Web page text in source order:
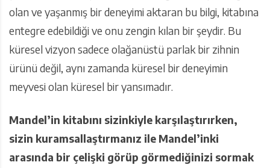
olan ve yaşanmış bir deneyimi aktaran bu bilgi, kitabına
entegre edebildiği ve onu zengin kılan bir şeydir. Bu
küresel vizyon sadece olağanüstü parlak bir zihnin
ürünü değil, aynı zamanda küresel bir deneyimin
meyvesi olan küresel bir yansımadır.
Mandel’in kitabını sizinkiyle karşılaştırırken,
sizin kuramsallaştırmanız ile Mandel’inki
arasında bir çelişki görüp görmediğinizi sormak